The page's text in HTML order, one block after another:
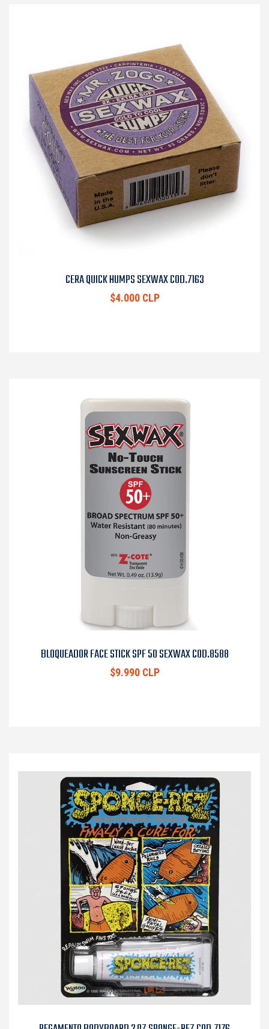
CERA QUICK HUMPS SEXWAX COD.7163
$4.000 CLP
BLOQUEADOR FACE STICK SPF 50 SEXWAX COD.8588
$9.990 CLP